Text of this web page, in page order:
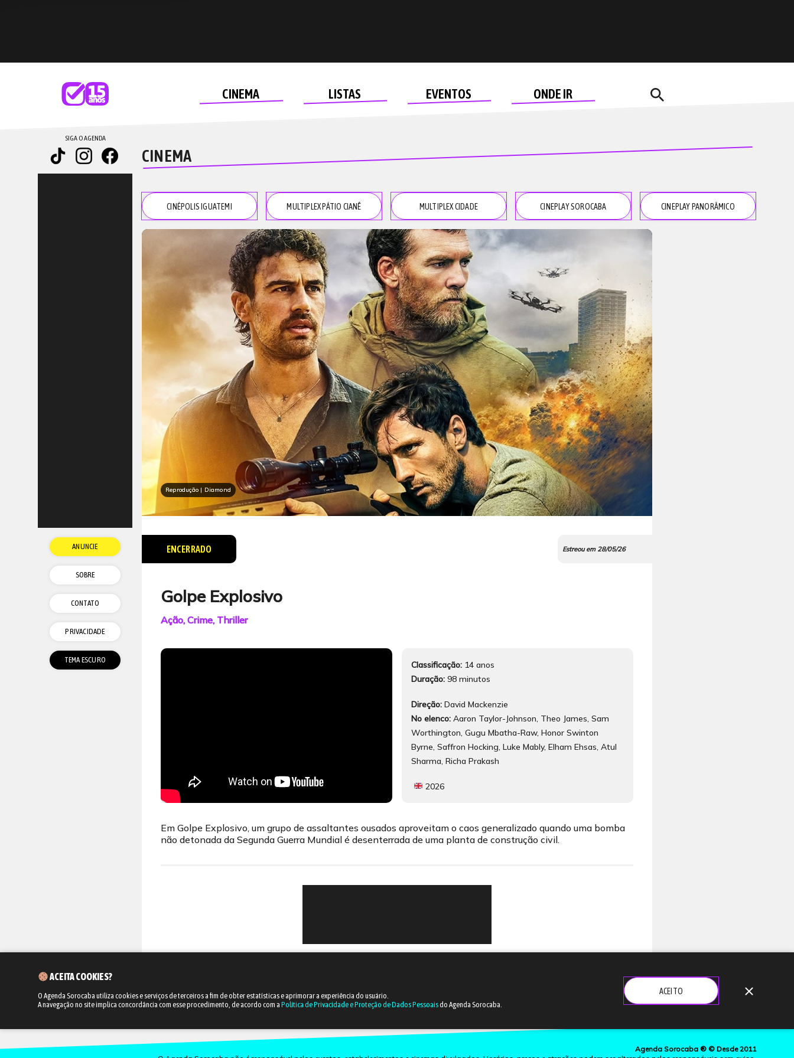
search
CINEMA LISTAS EVENTOS ONDE IR
CINEMA
CINÉPOLIS IGUATEMI MULTIPLEX PÁTIO CIANÊ MULTIPLEX CIDADE CINEPLAY SOROCABA CINEPLAY PANORÂMICO
Reprodução | Diamond
ENCERRADO Estreou em 28/05/26
Golpe Explosivo
Ação, Crime, Thriller
Classificação: 14 anos
Duração: 98 minutos
Direção: David Mackenzie
No elenco: Aaron Taylor-Johnson, Theo James, Sam
Worthington, Gugu Mbatha-Raw, Honor Swinton
Byrne, Saffron Hocking, Luke Mably, Elham Ehsas, Atul
Sharma, Richa Prakash
2026
Em Golpe Explosivo, um grupo de assaltantes ousados aproveitam o caos generalizado quando uma bomba
não detonada da Segunda Guerra Mundial é desenterrada de uma planta de construção civil.
SIGA O AGENDA
ANUNCIE
SOBRE
CONTATO
PRIVACIDADE
Agenda Sorocaba ® © Desde 2011
ACEITA COOKIES?
O Agenda Sorocaba utiliza cookies e serviços de terceiros a fim de obter estatísticas e aprimorar a experiência do usuário.
A navegação no site implica concordância com esse procedimento, de acordo com a Política de Privacidade e Proteção de Dados Pessoaisdo Agenda Sorocaba.
ACEITO close